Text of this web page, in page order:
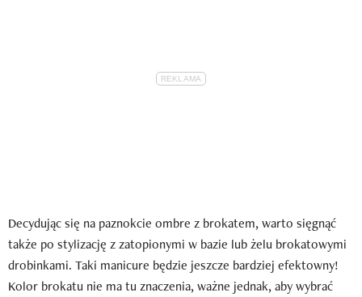
Decydując się na paznokcie ombre z brokatem, warto sięgnąć
także po stylizację z zatopionymi w bazie lub żelu brokatowymi
drobinkami. Taki manicure będzie jeszcze bardziej efektowny!
Kolor brokatu nie ma tu znaczenia, ważne jednak, aby wybrać